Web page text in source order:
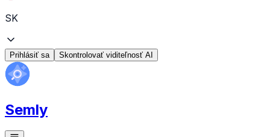
SK
Prihlásiť sa Skontrolovať viditeľnosť AI
Semly